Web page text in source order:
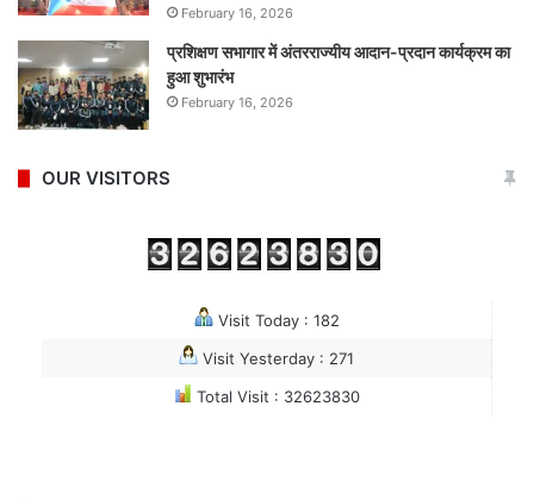
February 16, 2026
प्रशिक्षण सभागार में अंतरराज्यीय आदान-प्रदान कार्यक्रम का
हुआ शुभारंभ
February 16, 2026
OUR VISITORS
Visit Today : 182
Visit Yesterday : 271
Total Visit : 32623830